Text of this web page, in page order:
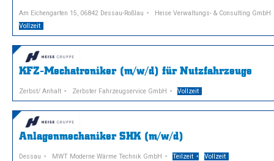
Am Eichengarten 15, 06842 Dessau-Roßlau
Heise Verwaltungs- & Consulting GmbH
Vollzeit
KFZ-Mechatroniker (m/w/d) für Nutzfahrzeuge
Zerbst/ Anhalt Zerbster Fahrzeugservice GmbH Vollzeit
Anlagenmechaniker SHK (m/w/d)
Dessau MWT Moderne Wärme Technik GmbH Teilzeit Vollzeit